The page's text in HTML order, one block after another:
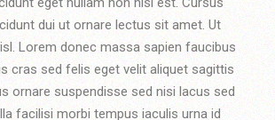
dui ut ornare lectus sit amet. Ut
Lorem donec massa sapien faucibus
cras sed felis eget velit aliquet sagittis
ornare suspendisse sed nisi lacus sed
facilisi morbi tempus iaculis urna id